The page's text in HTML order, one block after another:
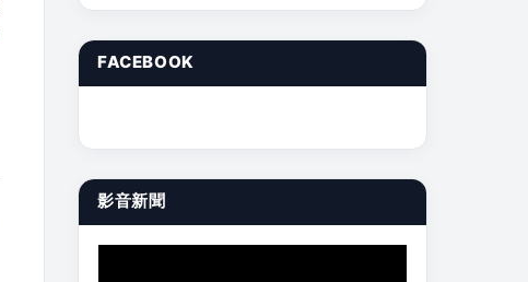
FACEBOOK
影音新聞